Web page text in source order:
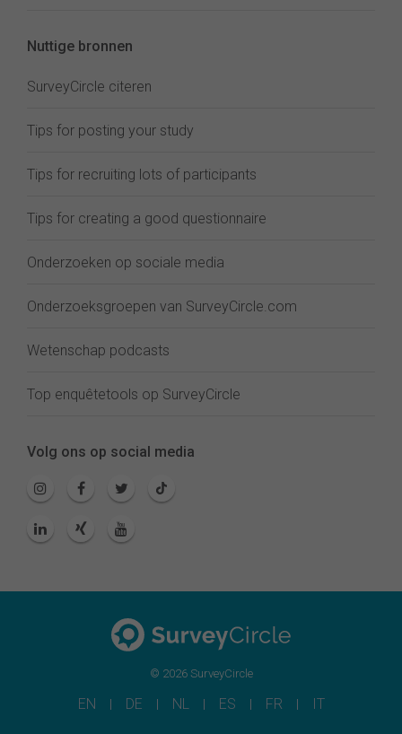
Nuttige bronnen
SurveyCircle citeren
Tips for posting your study
Tips for recruiting lots of participants
Tips for creating a good questionnaire
Onderzoeken op sociale media
Onderzoeksgroepen van SurveyCircle.com
Wetenschap podcasts
Top enquêtetools op SurveyCircle
Volg ons op social media
© 2026 SurveyCircle
EN DE NL ES FR IT